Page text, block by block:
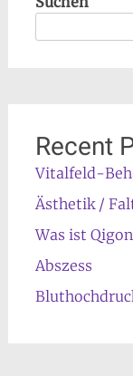
Recent
Vitalfeld-
Ästhetik /
Was ist
Abszess